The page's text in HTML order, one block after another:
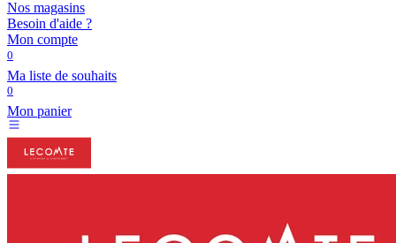
Nos magasins
Besoin d'aide ?
Mon compte
0
Ma liste de souhaits
0
Mon panier